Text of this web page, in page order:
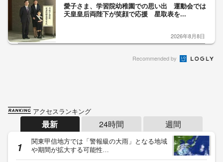
愛子さま、学習院幼稚園での思い出 運動会では
天皇皇后両陛下が笑顔で応援 星取表を...
2026年8月8日
Recommended by
アクセスランキング
最新 24時間 週間
関東甲信地方では「警報級の大雨」となる地域
や期間が拡大する可能性…